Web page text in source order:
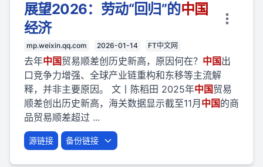
展望2026：劳动“回归”的中国
经济
mp.weixin.qq.com 2026-01-14 FT中文网
去年中国贸易顺差创历史新高，原因何在？ 中国出
口竞争力增强、全球产业链重构和东移等主流解
释，并非主要原因。 文丨陈稻田 2025年中国贸易
顺差创出历史新高，海关数据显示截至11月 中国的商
品贸易顺差超过 ...
源链接 备份链接